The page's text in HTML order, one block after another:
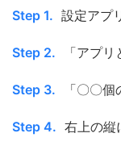
Step 1. 設定アプ
Step 2. 「アプ
Step 3. 「〇〇
Step 4. 右上の縦